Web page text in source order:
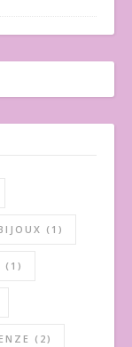
(1)
(1)
(2)